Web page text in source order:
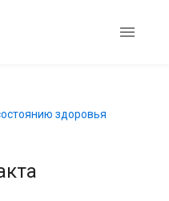
здоровья